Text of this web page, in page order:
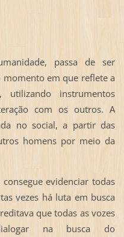
passa de ser
em que reflete a
instrumentos
com os outros. A
no social, a partir das
homens por meio da
evidenciar todas
vezes há luta em busca
que todas as vozes
na busca do